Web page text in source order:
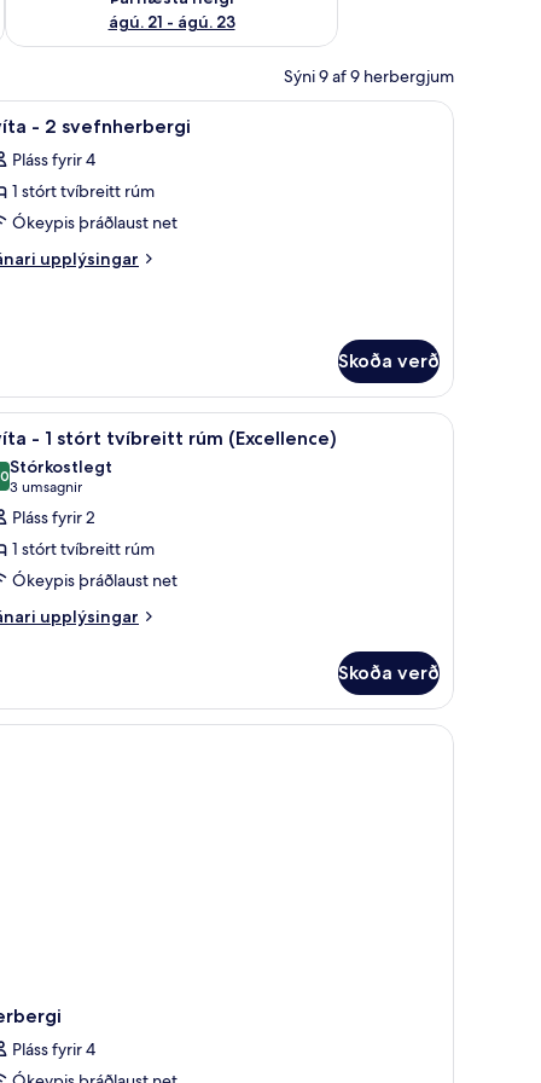
ágú. 21 - ágú. 23
Sýni 9 af 9 herbergjum
gerð 43-tommu snjallsjónvarp með
9 - 2 svefnherbergi
Pláss fyrir 4
1 stórt tvíbreitt rúm
Ókeypis þráðlaust net
upplýsingar
Skoða verð
gerð 43-tommu snjallsjónvarp með
5 - 1 stórt tvíbreitt rúm (Excellence)
af 10
Stórkostlegt
3 umsagnir
(3
umsagnir)
Pláss fyrir 2
1 stórt tvíbreitt rúm
Ókeypis þráðlaust net
upplýsingar
Skoða verð
Pláss fyrir 4